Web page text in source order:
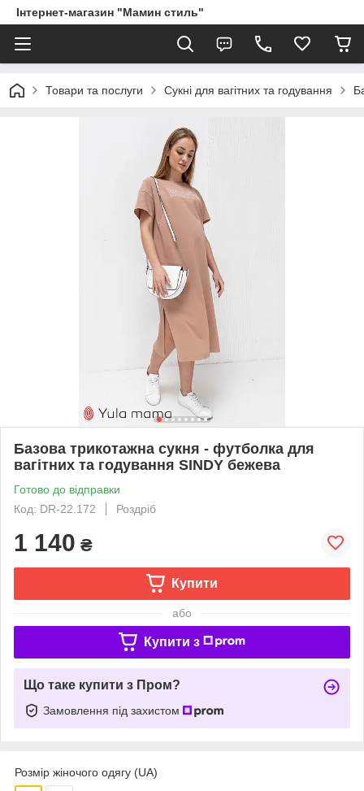
Інтернет-магазин "Мамин стиль"
Товари та послуги Сукні для вагітних та годування
Базова трикотажна сукня - футболка для
вагітних та годування SINDY бежева
Готово до відправки
Код: DR-22.172
Роздріб
1 140 ₴
Купити
або
Купити з
Що таке купити з Пром?
Замовлення під захистом
Розмір жіночого одягу (UA)